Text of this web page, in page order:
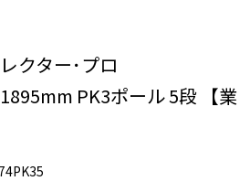
クター･プロ
PK3ポール 5段 【業